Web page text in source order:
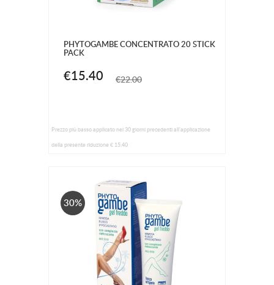
PHYTOGAMBE CONCENTRATO 20 STICK
PACK
€15.40 €22.00
Prezzo più basso applicato nei 30 giorni precedenti all'applicazione
della presente riduzione € 15.40
30%